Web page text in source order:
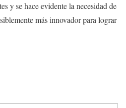
y se hace evidente la necesidad de
más innovador para lograr